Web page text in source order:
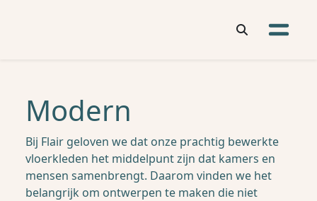
Modern
Bij Flair geloven we dat onze prachtig bewerkte
vloerkleden het middelpunt zijn dat kamers en
mensen samenbrengt. Daarom vinden we het
belangrijk om ontwerpen te maken die niet